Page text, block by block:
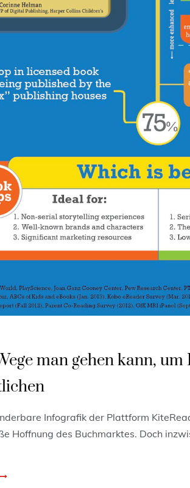
man gehen kann,
Infografik der Plattform
Hoffnung des Buchmarktes. Doch